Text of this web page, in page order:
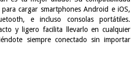
cargar smartphones Android e iOS,
e incluso consolas portátiles.
y ligero facilita llevarlo en cualquier
siempre conectado sin importar